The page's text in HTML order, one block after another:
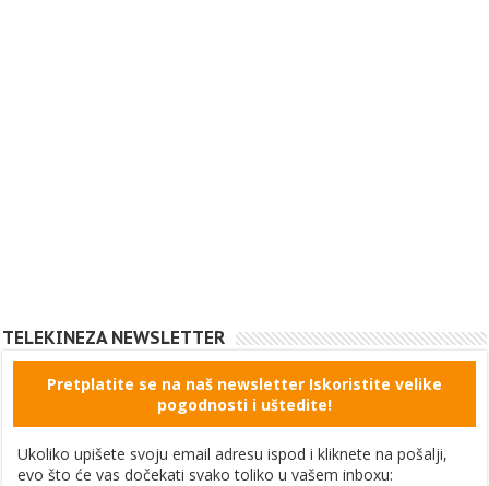
TELEKINEZA NEWSLETTER
Pretplatite se na naš newsletter Iskoristite velike
pogodnosti i uštedite!
Ukoliko upišete svoju email adresu ispod i kliknete na pošalji,
evo što će vas dočekati svako toliko u vašem inboxu: